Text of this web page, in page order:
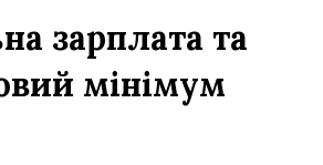
зарплата та
мінімум